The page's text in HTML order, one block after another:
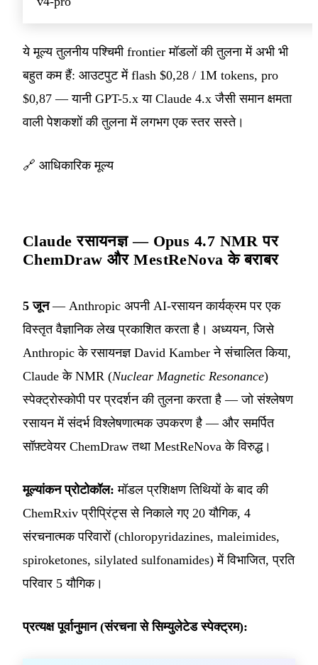
ये मूल्य तुलनीय पश्चिमी frontier मॉडलों की तुलना में अभी भी
बहुत कम हैं: आउटपुट में flash $0,28 / 1M tokens, pro
$0,87 — यानी GPT-5.x या Claude 4.x जैसी समान क्षमता
वाली पेशकशों की तुलना में लगभग एक स्तर सस्ते।
🔗 आधिकारिक मूल्य
Claude रसायनज्ञ — Opus 4.7 NMR पर
ChemDraw और MestReNova के बराबर
5 जून— Anthropic अपनी AI-रसायन कार्यक्रम पर एक
विस्तृत वैज्ञानिक लेख प्रकाशित करता है। अध्ययन, जिसे
Anthropic के रसायनज्ञ David Kamber ने संचालित किया,
Claude के NMR (Nuclear Magnetic Resonance)
स्पेक्ट्रोस्कोपी पर प्रदर्शन की तुलना करता है — जो संश्लेषण
रसायन में संदर्भ विश्लेषणात्मक उपकरण है — और समर्पित
सॉफ़्टवेयर ChemDraw तथा MestReNova के विरुद्ध।
मूल्यांकन प्रोटोकॉल: मॉडल प्रशिक्षण तिथियों के बाद की
ChemRxiv प्रीप्रिंट्स से निकाले गए 20 यौगिक, 4
संरचनात्मक परिवारों (chloropyridazines, maleimides,
spiroketones, silylated sulfonamides) में विभाजित, प्रति
परिवार 5 यौगिक।
प्रत्यक्ष पूर्वानुमान (संरचना से सिम्युलेटेड स्पेक्ट्रम):